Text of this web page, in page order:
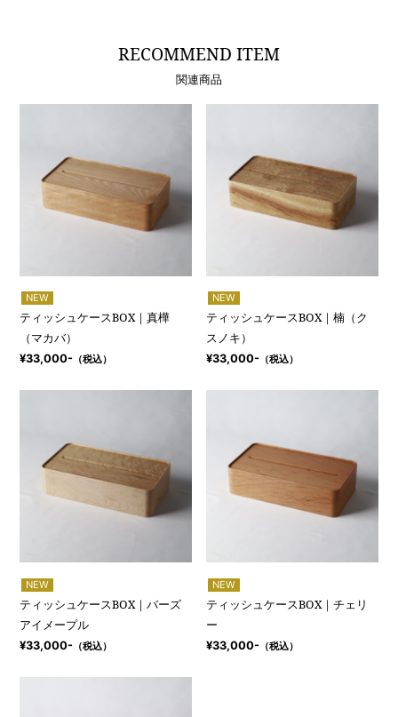
RECOMMEND ITEM
関連商品
NEW
ティッシュケースBOX｜真樺
（マカバ）
¥33,000- （税込）
NEW
ティッシュケースBOX｜楠（ク
スノキ）
¥33,000- （税込）
NEW
ティッシュケースBOX｜バーズ
アイメープル
¥33,000- （税込）
NEW
ティッシュケースBOX｜チェリ
ー
¥33,000- （税込）